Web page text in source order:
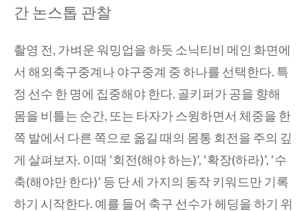
간 논스톱 관찰
촬영 전, 가벼운 워밍업을 하듯 소닉티비 메인 화면에
서 해외축구중계나 야구중계 중 하나를 선택한다. 특
정 선수 한 명에 집중해야 한다. 골키퍼가 공을 향해
몸을 비틀는 순간, 또는 타자가 스윙하면서 체중을 한
쪽 발에서 다른 쪽으로 옮길 때의 몸통 회전을 주의 깊
게 살펴보자. 이때 ‘회전(해야 하는)’, ‘확장(하라)’, ‘수
축(해야만 한다)’ 등 단 세 가지의 동작 키워드만 기록
하기 시작한다. 예를 들어 축구 선수가 헤딩을 하기 위